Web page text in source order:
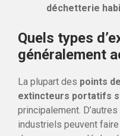
déchetterie
Quels types
généralement
La plupart des points
extincteurs portatifs
principalement.
industriels peuvent faire